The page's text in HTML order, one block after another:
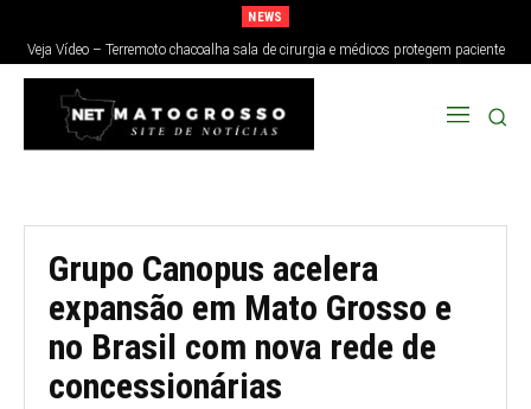
NEWS
Veja Vídeo – Terremoto chacoalha sala de cirurgia e médicos protegem paciente
no Japão; veja
Grupo Canopus acelera
expansão em Mato Grosso e
no Brasil com nova rede de
concessionárias